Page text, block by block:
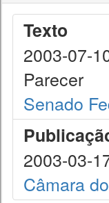
Texto
2003-07-
Parecer
Senado
2003-03-
Câmara